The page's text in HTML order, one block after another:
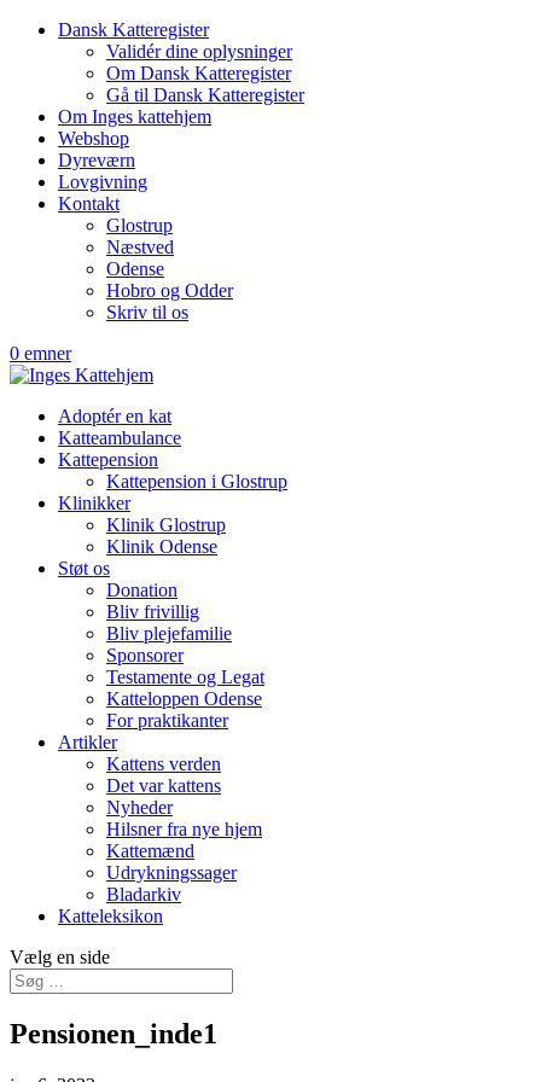
Dansk Katteregister
Validér dine oplysninger
Om Dansk Katteregister
Gå til Dansk Katteregister
Om Inges kattehjem
Webshop
Dyreværn
Lovgivning
Kontakt
Glostrup
Næstved
Odense
Hobro og Odder
Skriv til os
0 emner
Adoptér en kat
Katteambulance
Kattepension
Kattepension i Glostrup
Klinikker
Klinik Glostrup
Klinik Odense
Støt os
Donation
Bliv frivillig
Bliv plejefamilie
Sponsorer
Testamente og Legat
Katteloppen Odense
For praktikanter
Artikler
Kattens verden
Det var kattens
Nyheder
Hilsner fra nye hjem
Kattemænd
Udrykningssager
Bladarkiv
Katteleksikon
Vælg en side
Pensionen_inde1